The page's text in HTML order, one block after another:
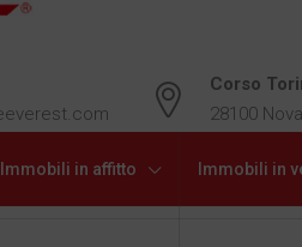
Corso
28100
Immobili in affitto Immobili in